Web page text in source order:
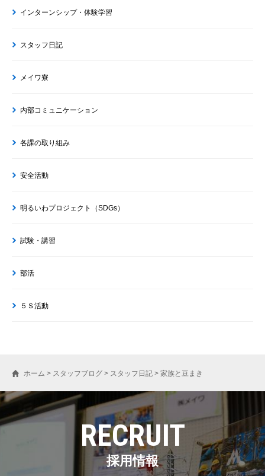
インターンシップ・体験学習
スタッフ日記
メイワ寮
内部コミュニケーション
各課の取り組み
安全活動
明るいわプロジェクト（SDGs）
試験・講習
部活
５Ｓ活動
ホーム > スタッフブログ > スタッフ日記 > 家族と豆まき
RECRUIT
採用情報